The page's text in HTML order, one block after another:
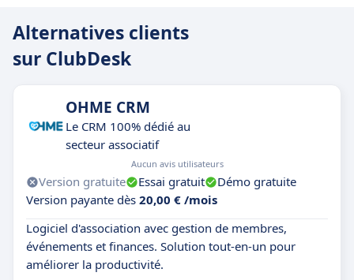
Alternatives clients
sur ClubDesk
OHME CRM
Le CRM 100% dédié au
secteur associatif
Aucun avis utilisateurs
Version gratuite Essai gratuit
Démo gratuite
Version payante dès 20,00 € /mois
Logiciel d'association avec gestion de membres,
événements et finances. Solution tout-en-un pour
améliorer la productivité.